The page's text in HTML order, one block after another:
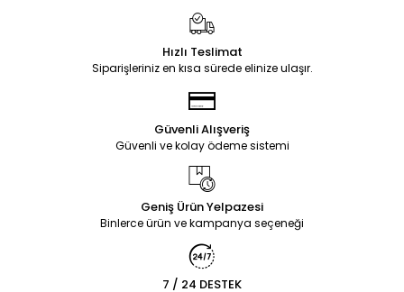
Hızlı Teslimat
Siparişleriniz en kısa sürede elinize ulaşır.
Güvenli Alışveriş
Güvenli ve kolay ödeme sistemi
Geniş Ürün Yelpazesi
Binlerce ürün ve kampanya seçeneği
7 / 24 DESTEK